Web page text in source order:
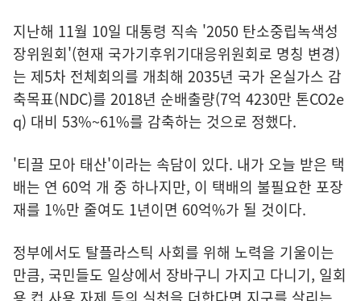
지난해 11월 10일 대통령 직속 '2050 탄소중립녹색성
장위원회'(현재 국가기후위기대응위원회로 명칭 변경)
는 제5차 전체회의를 개최해 2035년 국가 온실가스 감
축목표(NDC)를 2018년 순배출량(7억 4230만 톤CO2e
q) 대비 53%~61%를 감축하는 것으로 정했다.
'티끌 모아 태산'이라는 속담이 있다. 내가 오늘 받은 택
배는 연 60억 개 중 하나지만, 이 택배의 불필요한 포장
재를 1%만 줄여도 1년이면 60억%가 될 것이다.
정부에서도 탈플라스틱 사회를 위해 노력을 기울이는
만큼, 국민들도 일상에서 장바구니 가지고 다니기, 일회